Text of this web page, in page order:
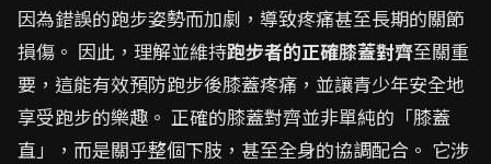
因為錯誤的跑步姿勢而加劇，導致疼痛甚至長期的關節
損傷。 因此，理解並維持跑步者的正確膝蓋對齊至關重
要，這能有效預防跑步後膝蓋疼痛，並讓青少年安全地
享受跑步的樂趣。 正確的膝蓋對齊並非單純的「膝蓋
直」，而是關乎整個下肢，甚至全身的協調配合。 它涉